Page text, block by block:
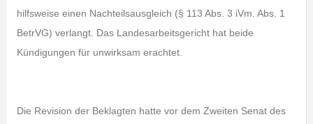
hilfsweise einen Nachteilsausgleich (§ 113 Abs. 3 iVm. Abs. 1
BetrVG) verlangt. Das Landesarbeitsgericht hat beide
Kündigungen für unwirksam erachtet.
Die Revision der Beklagten hatte vor dem Zweiten Senat des